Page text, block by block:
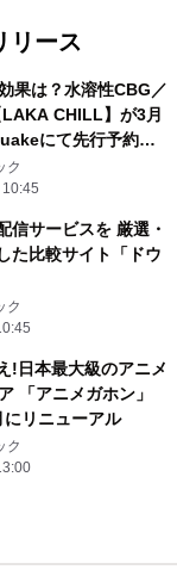
リース
果は？水溶性CBG／
CHILL】が3月
にて先行予約開
ク
信サービスを 厳選・
た比較サイト「ドウ
ク
!日本最大級のアニメ
「アニメガホン」
リニューアル
ク